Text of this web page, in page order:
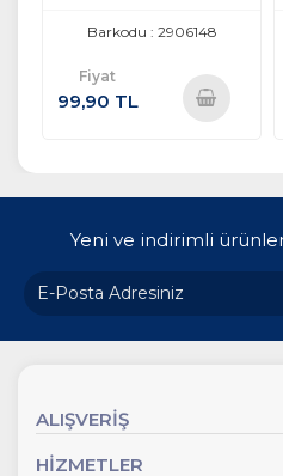
Barkodu : 2906148
Fiyat
99,90 TL
Yeni ve indirimli
ALIŞVERİŞ
HİZMETLER